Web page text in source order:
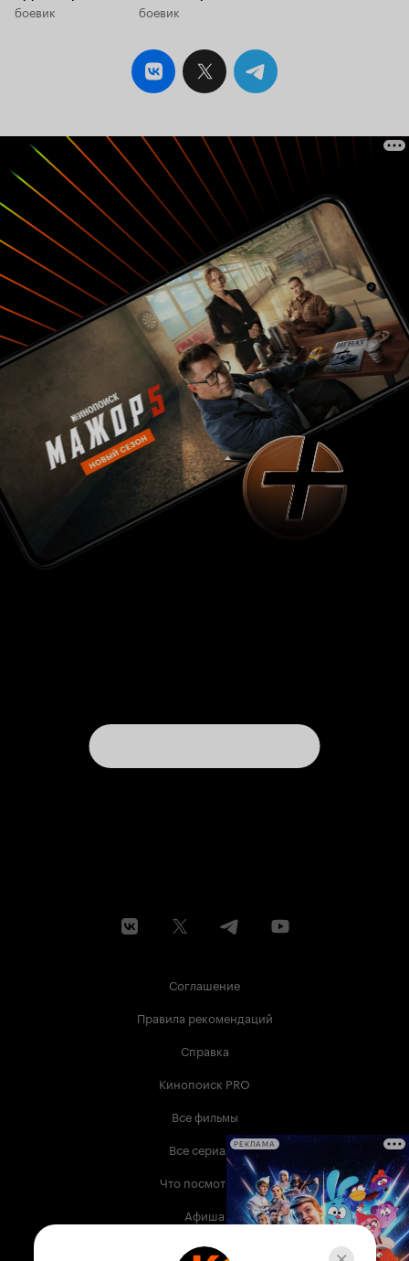
боевик боевик
Соглашение
Правила рекомендаций
Справка
Кинопоиск PRO
Все фильмы
Все сериалы
Что посмотреть
Афиша
Музыка
РЕКЛАМА